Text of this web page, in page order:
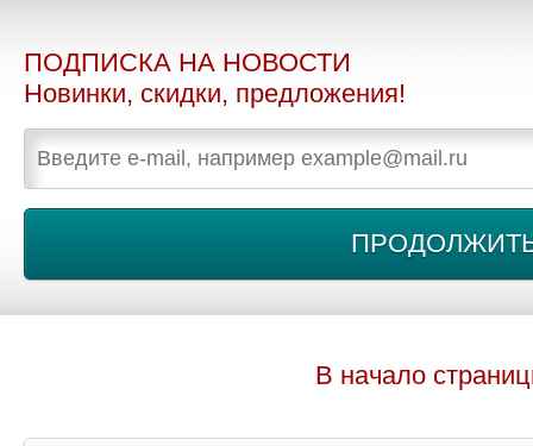
ПОДПИСКА НА НОВОСТИ
Новинки, скидки, предложения!
В начало